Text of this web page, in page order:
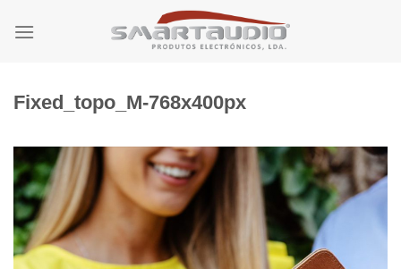
Fixed_topo_M-768x400px